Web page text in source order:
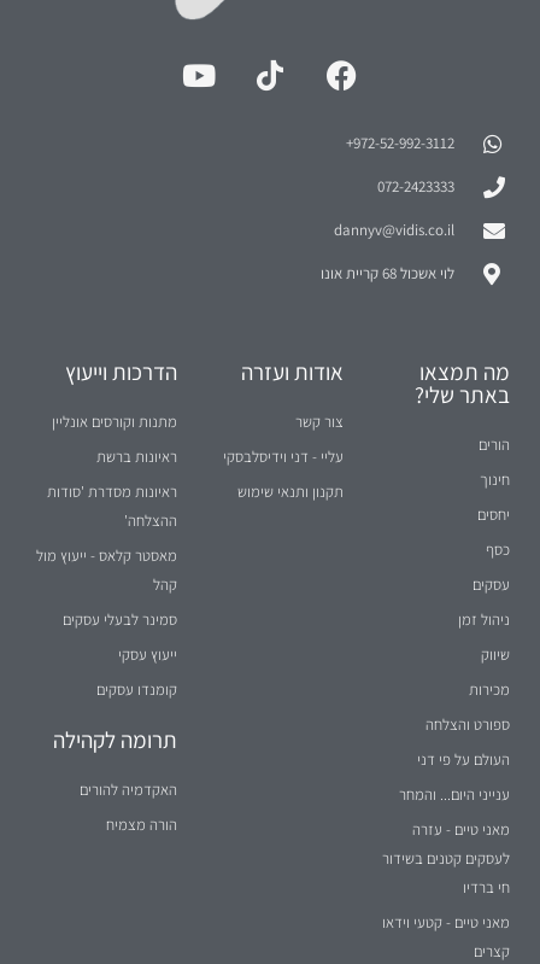
972-52-992-3112⁩+
072-2423333
dannyv@vidis.co.il
לוי אשכול 68 קריית אונו
מה תמצאו
באתר שלי?
הורים
חינוך
יחסים
כסף
עסקים
ניהול זמן
שיווק
מכירות
ספורט והצלחה
העולם על פי דני
ענייני היום... והמחר
מאני טיים - עזרה
לעסקים קטנים בשידור
חי ברדיו
מאני טיים - קטעי וידאו
קצרים
אודות ועזרה
צור קשר
עליי - דני וידיסלבסקי
תקנון ותנאי שימוש
הדרכות וייעוץ
מתנות וקורסים אונליין
ראיונות ברשת
ראיונות מסדרת 'סודות
ההצלחה'
מאסטר קלאס - ייעוץ מול
קהל
סמינר לבעלי עסקים
ייעוץ עסקי
קומנדו עסקים
תרומה לקהילה
האקדמיה להורים
הורה מצמיח